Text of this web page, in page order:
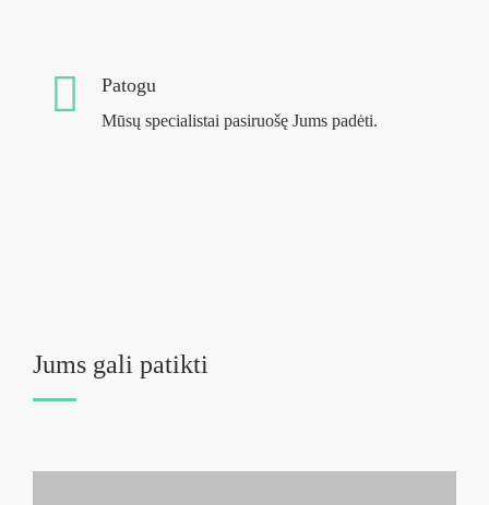
Patogu
Mūsų specialistai pasiruošę Jums padėti.
Jums gali patikti